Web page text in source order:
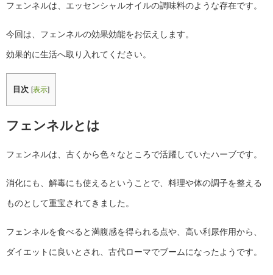
フェンネルは、エッセンシャルオイルの調味料のような存在です。
今回は、フェンネルの効果効能をお伝えします。
効果的に生活へ取り入れてください。
目次 [表示]
フェンネルとは
フェンネルは、古くから色々なところで活躍していたハーブです。
消化にも、解毒にも使えるということで、料理や体の調子を整える
ものとして重宝されてきました。
フェンネルを食べると満腹感を得られる点や、高い利尿作用から、
ダイエットに良いとされ、古代ローマでブームになったようです。